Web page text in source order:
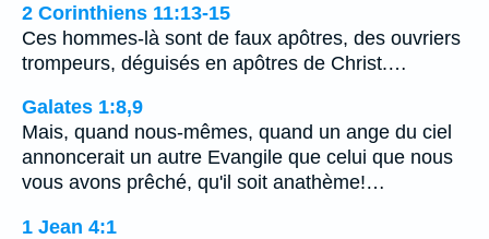
2 Corinthiens 11:13-15
Ces hommes-là sont de faux apôtres, des ouvriers
trompeurs, déguisés en apôtres de Christ.…
Galates 1:8,9
Mais, quand nous-mêmes, quand un ange du ciel
annoncerait un autre Evangile que celui que nous
vous avons prêché, qu'il soit anathème!…
1 Jean 4:1